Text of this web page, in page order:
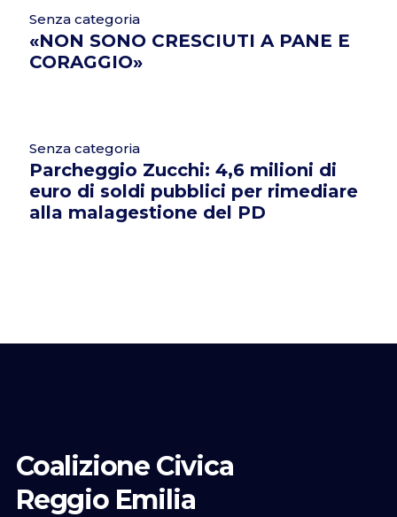
Senza categoria
«NON SONO CRESCIUTI A PANE E
CORAGGIO»
Senza categoria
Parcheggio Zucchi: 4,6 milioni di
euro di soldi pubblici per rimediare
alla malagestione del PD
Coalizione Civica
Reggio Emilia